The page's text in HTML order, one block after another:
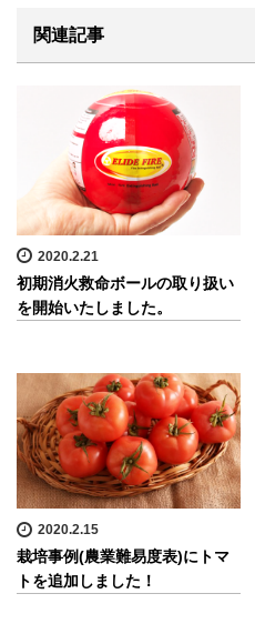
関連記事
2020.2.21
初期消火救命ボールの取り扱い
を開始いたしました。
2020.2.15
栽培事例(農業難易度表)にトマ
トを追加しました！